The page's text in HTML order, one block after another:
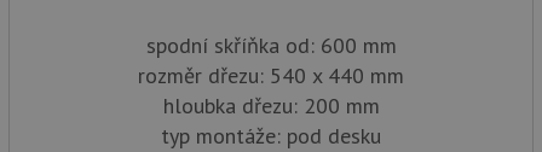
spodní skříňka od: 600 mm
rozměr dřezu: 540 x 440 mm
hloubka dřezu: 200 mm
typ montáže: pod desku